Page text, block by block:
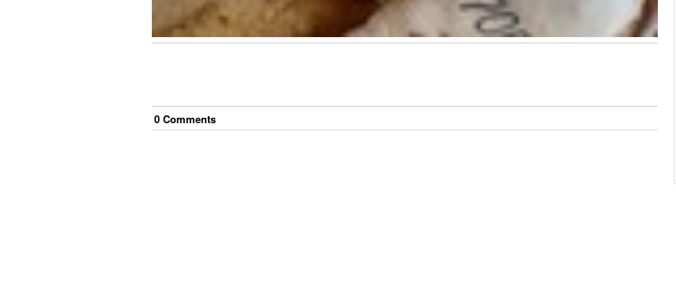
0 Comments